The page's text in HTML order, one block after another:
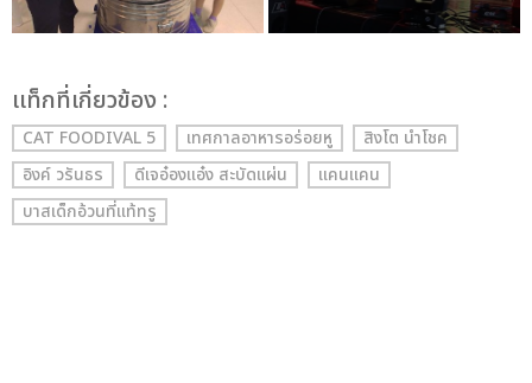
เเท็กที่เกี่ยวข้อง :
CAT FOODIVAL 5 เทศกาลอาหารอร่อยหู
สิงโต นำโชค
อิงค์ วรันธร
ดีเจอ๋องแอ๋ง สะบัดแผ่น
แคนแคน
บาสเด็กอ้วนที่แท้ทรู